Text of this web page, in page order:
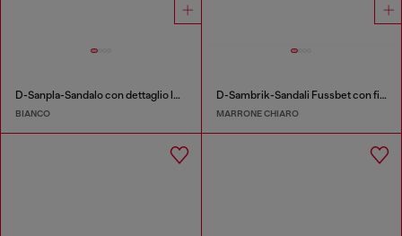
D-Sanpla-Sandalo con dettaglio logo
BIANCO
D-Sambrik-Sandali Fussbet con fibbia
MARRONE CHIARO